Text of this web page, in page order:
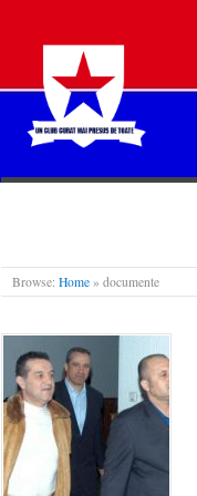
STEAUA
Browse: Home » documente